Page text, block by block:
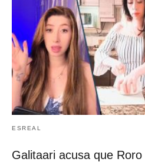
ESREAL
Galitaari acusa que